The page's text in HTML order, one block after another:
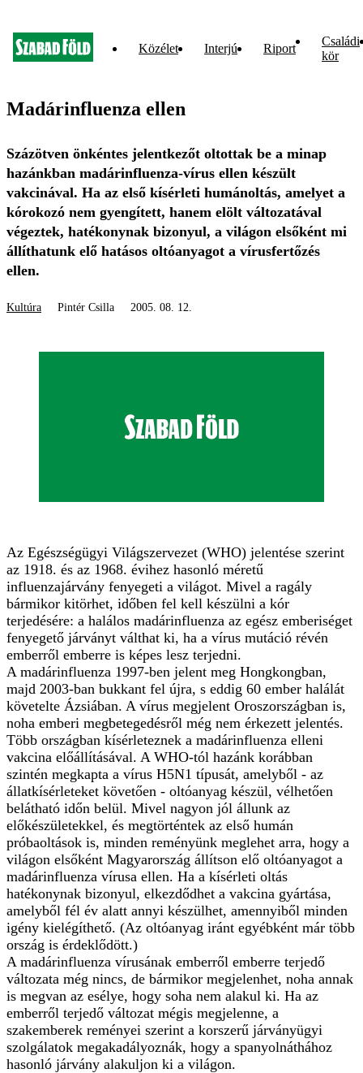
Közélet Interjú Riport
Családi
kör
Madárinfluenza ellen
Százötven önkéntes jelentkezőt oltottak be a minap
hazánkban madárinfluenza-vírus ellen készült
vakcinával. Ha az első kísérleti humánoltás, amelyet a
kórokozó nem gyengített, hanem elölt változatával
végeztek, hatékonynak bizonyul, a világon elsőként mi
állíthatunk elő hatásos oltóanyagot a vírusfertőzés
ellen.
Kultúra Pintér Csilla 2005. 08. 12.
Az Egészségügyi Világszervezet (WHO) jelentése szerint
az 1918. és az 1968. évihez hasonló méretű
influenzajárvány fenyegeti a világot. Mivel a ragály
bármikor kitörhet, időben fel kell készülni a kór
terjedésére: a halálos madárinfluenza az egész emberiséget
fenyegető járványt válthat ki, ha a vírus mutáció révén
emberről emberre is képes lesz terjedni.
A madárinfluenza 1997-ben jelent meg Hongkongban,
majd 2003-ban bukkant fel újra, s eddig 60 ember halálát
követelte Ázsiában. A vírus megjelent Oroszországban is,
noha emberi megbetegedésről még nem érkezett jelentés.
Több országban kísérleteznek a madárinfluenza elleni
vakcina előállításával. A WHO-tól hazánk korábban
szintén megkapta a vírus H5N1 típusát, amelyből - az
állatkísérleteket követően - oltóanyag készül, vélhetően
belátható időn belül. Mivel nagyon jól állunk az
előkészületekkel, és megtörténtek az első humán
próbaoltások is, minden reményünk meglehet arra, hogy a
világon elsőként Magyarország állítson elő oltóanyagot a
madárinfluenza vírusa ellen. Ha a kísérleti oltás
hatékonynak bizonyul, elkezdődhet a vakcina gyártása,
amelyből fél év alatt annyi készülhet, amennyiből minden
igény kielégíthető. (Az oltóanyag iránt egyébként már több
ország is érdeklődött.)
A madárinfluenza vírusának emberről emberre terjedő
változata még nincs, de bármikor megjelenhet, noha annak
is megvan az esélye, hogy soha nem alakul ki. Ha az
emberről terjedő változat mégis megjelenne, a
szakemberek reményei szerint a korszerű járványügyi
szolgálatok megakadályoznák, hogy a spanyolnáthához
hasonló járvány alakuljon ki a világon.